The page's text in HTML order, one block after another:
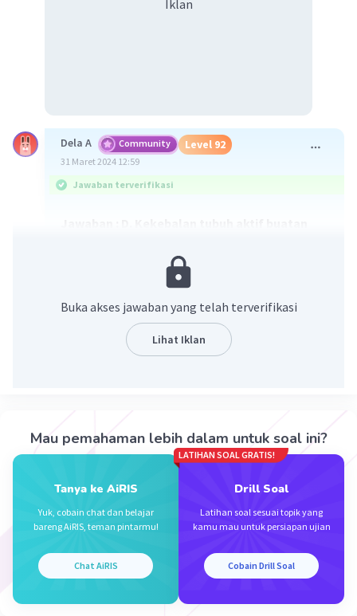
Iklan
Dela A Community Level 92
31 Maret 2024 12:59
Jawaban terverifikasi
Imunisasi polio atau campak termasuk
kekebalan tubuh aktif buatan karena dengan
sengaja memasukan virus yang telah dilemahkan
ke dalam tubuh dengan tujuan agar tubuh
memproduksi antibodi terhadap virus tersebut.
Mazaya M Community Level 25
Buka akses jawaban yang telah terverifikasi
Lihat Iklan
Mau pemahaman lebih dalam untuk soal ini?
Tanya ke AiRIS
Yuk, cobain chat dan belajar
bareng AiRIS, teman pintarmu!
Chat AiRIS
LATIHAN SOAL GRATIS!
Drill Soal
Latihan soal sesuai topik yang
kamu mau untuk persiapan ujian
Cobain Drill Soal